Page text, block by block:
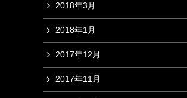
2018年3月
2018年1月
2017年12月
2017年11月